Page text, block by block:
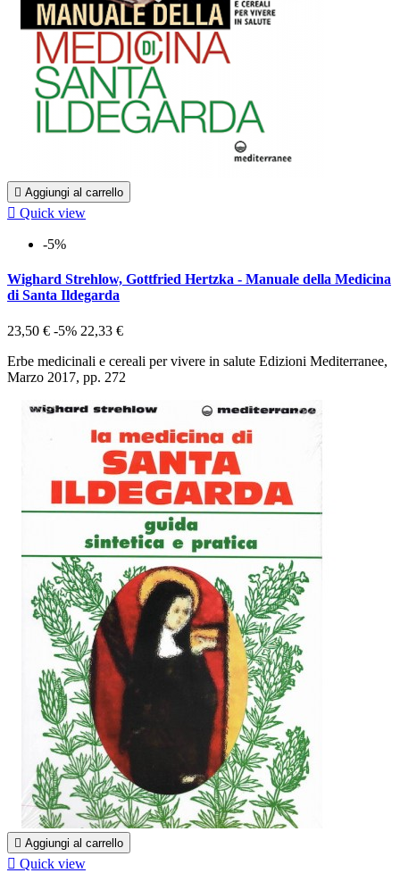
 Aggiungi al carrello
 Quick view
-5%
Wighard Strehlow, Gottfried Hertzka - Manuale della Medicina
di Santa Ildegarda
23,50 € -5% 22,33 €
Erbe medicinali e cereali per vivere in salute Edizioni Mediterranee,
Marzo 2017, pp. 272
 Aggiungi al carrello
 Quick view